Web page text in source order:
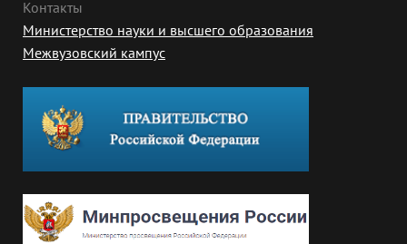
Контакты
Министерство науки и высшего образования
Межвузовский кампус